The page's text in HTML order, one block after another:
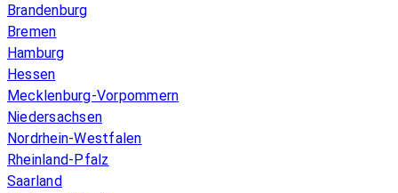
Brandenburg
Bremen
Hamburg
Hessen
Mecklenburg-Vorpommern
Niedersachsen
Nordrhein-Westfalen
Rheinland-Pfalz
Saarland